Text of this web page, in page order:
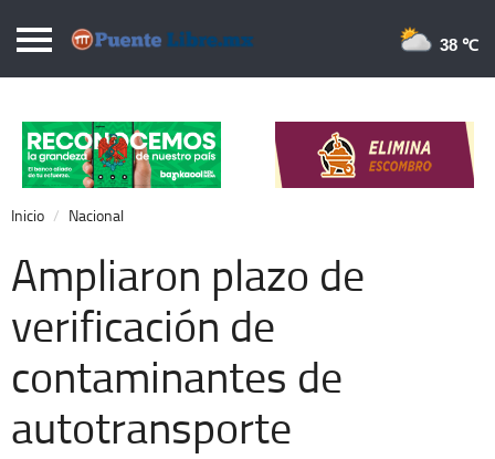
Puentelibre.mx
Local
Nacional
Opinión
Cronos
Economía
Espectáculos
Extra +
38 ℃
Inicio Nacional
Ampliaron plazo de
verificación de
contaminantes de
autotransporte